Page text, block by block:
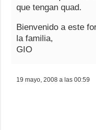
que tengan quad.
Bienvenido a este
la familia,
GIO
19 mayo, 2008 a las 00:59